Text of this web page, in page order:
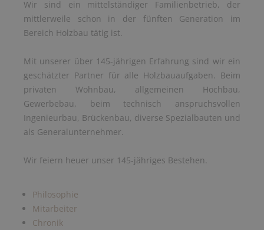
Wir sind ein mittelständiger Familienbetrieb, der
mittlerweile schon in der fünften Generation im
Bereich Holzbau tätig ist.
Mit unserer über 145-jährigen Erfahrung sind wir ein
geschätzter Partner für alle Holzbauaufgaben. Beim
privaten Wohnbau, allgemeinen Hochbau,
Gewerbebau, beim technisch anspruchsvollen
Ingenieurbau, Brückenbau, diverse Spezialbauten und
als Generalunternehmer.
Wir feiern heuer unser 145-jähriges Bestehen.
Philosophie
Mitarbeiter
Chronik